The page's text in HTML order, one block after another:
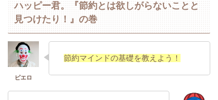
ハッピー君。『節約とは欲しがらないことと
見つけたり！』の巻
節約マインドの基礎を教えよう！